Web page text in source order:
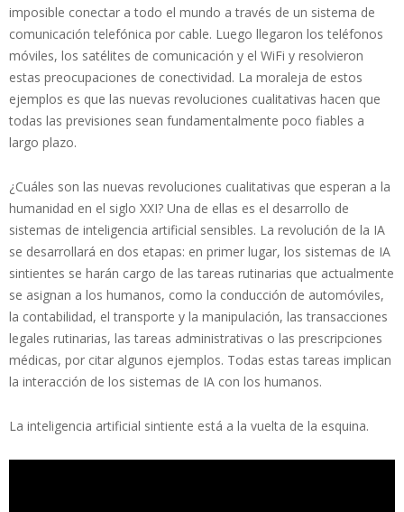
imposible conectar a todo el mundo a través de un sistema de
comunicación telefónica por cable. Luego llegaron los teléfonos
móviles, los satélites de comunicación y el WiFi y resolvieron
estas preocupaciones de conectividad. La moraleja de estos
ejemplos es que las nuevas revoluciones cualitativas hacen que
todas las previsiones sean fundamentalmente poco fiables a
largo plazo.
¿Cuáles son las nuevas revoluciones cualitativas que esperan a la
humanidad en el siglo XXI? Una de ellas es el desarrollo de
sistemas de inteligencia artificial sensibles. La revolución de la IA
se desarrollará en dos etapas: en primer lugar, los sistemas de IA
sintientes se harán cargo de las tareas rutinarias que actualmente
se asignan a los humanos, como la conducción de automóviles,
la contabilidad, el transporte y la manipulación, las transacciones
legales rutinarias, las tareas administrativas o las prescripciones
médicas, por citar algunos ejemplos. Todas estas tareas implican
la interacción de los sistemas de IA con los humanos.
La inteligencia artificial sintiente está a la vuelta de la esquina.